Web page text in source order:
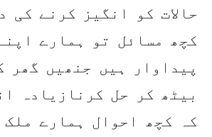
حالات کو انگیز کرنے کی
کچھ مسائل تو ہمارے
پیداوار ہیں جنھیں گھر
بیٹھ کر حل کرنازیادہ
کہ کچھ احوال ہمارے